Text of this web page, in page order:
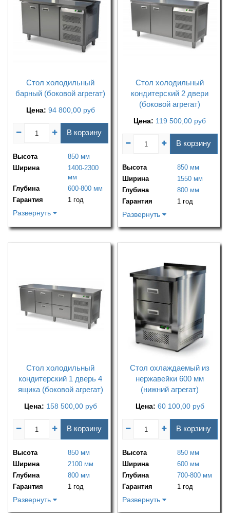
Стол холодильный
барный (боковой агрегат)
Цена: 94 800,00 руб
В корзину
Высота
850 мм
Ширина
1400-2300
мм
Глубина
600-800 мм
Гарантия
1 год
Развернуть
Стол холодильный
кондитерский 2 двери
(боковой агрегат)
Цена: 119 500,00 руб
В корзину
Высота
850 мм
Ширина
1550 мм
Глубина
800 мм
Гарантия
1 год
Развернуть
Стол холодильный
кондитерский 1 дверь 4
ящика (боковой агрегат)
Цена: 158 500,00 руб
В корзину
Высота
850 мм
Ширина
2100 мм
Глубина
800 мм
Гарантия
1 год
Развернуть
Стол охлаждаемый из
нержавейки 600 мм
(нижний агрегат)
Цена: 60 100,00 руб
В корзину
Высота
850 мм
Ширина
600 мм
Глубина
700-800 мм
Гарантия
1 год
Развернуть